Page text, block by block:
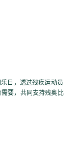
日，透过残疾运动员
要，共同支持残奥比